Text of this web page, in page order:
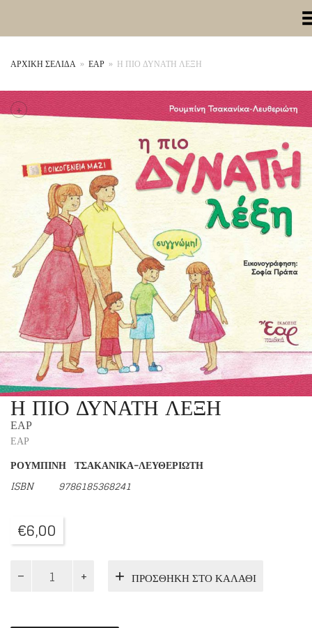
Toggle
ΑΡΧΙΚΉ ΣΕΛΊΔΑ » ΕΑΡ » Η ΠΙΟ ΔΥΝΑΤΗ ΛΕΞΗ
+
Η ΠΙΟ ΔΥΝΑΤΗ ΛΕΞΗ
ΕΑΡ
ΕΑΡ
ΡΟΥΜΠΙΝΗ ΤΣΑΚΑΝΙΚΑ-ΛΕΥΘΕΡΙΩΤΗ
ISBN9786185368241
€6,00
ΠΙΟ
ποσότητα
ΠΡΟΣΘΉΚΗ ΣΤΟ ΚΑΛΆΘΙ